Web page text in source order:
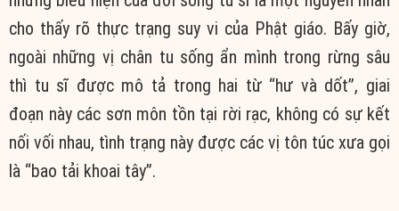
cho thấy rõ thực trạng suy vi của Phật giáo. Bấy giờ,
ngoài những vị chân tu sống ẩn mình trong rừng sâu
thì tu sĩ được mô tả trong hai từ “hư và dốt”, giai
đoạn này các sơn môn tồn tại rời rạc, không có sự kết
nối vối nhau, tình trạng này được các vị tôn túc xưa gọi
là “bao tải khoai tây”.